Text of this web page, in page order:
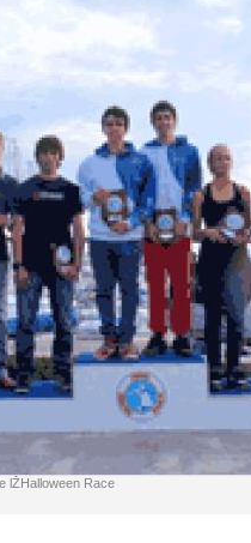
lŽHalloween Race